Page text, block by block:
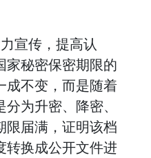
宣传，提高认
家秘密保密期限的
成不变，而是随着
为升密、降密、
限届满，证明该档
转换成公开文件进